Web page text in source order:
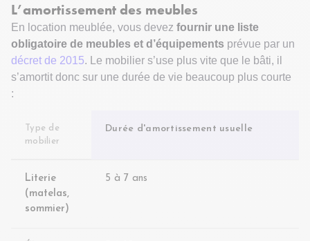
L’amortissement des meubles
En location meublée, vous devez fournir une liste
obligatoire de meubles et d’équipements prévue par un
décret de 2015. Le mobilier s’use plus vite que le bâti, il
s’amortit donc sur une durée de vie beaucoup plus courte
:
Type de
mobilier
Durée d'amortissement usuelle
Literie
(matelas,
sommier)
5 à 7 ans